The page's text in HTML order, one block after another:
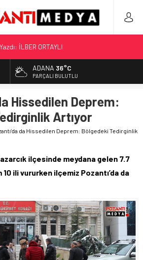
İLBER ORTAYLI
MEZARI NEREDE?!!!”
Cenneti Pozantı Akçatekir Yaylası
Buzdolabı Uyarısı
ADANA 36°C
PARÇALI BULUTLU
Hissedilen Deprem:
Artıyor
da Hissedilen Deprem: Bölgedeki Tedirginlik
ilçesinde meydana gelen 7.7
ili vururken ilçemiz Pozantı’da da